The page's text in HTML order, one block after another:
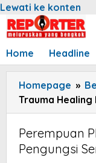
Lewati ke konten
Home Headline
Homepage »
Trauma Healing
Perempuan
Pengungsi